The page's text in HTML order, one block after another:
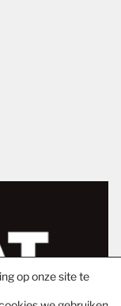
op onze site te